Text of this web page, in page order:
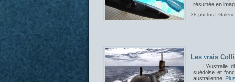
résumée en
38 photos |
Les vrais
L'Australie
suédoise et
australienne.